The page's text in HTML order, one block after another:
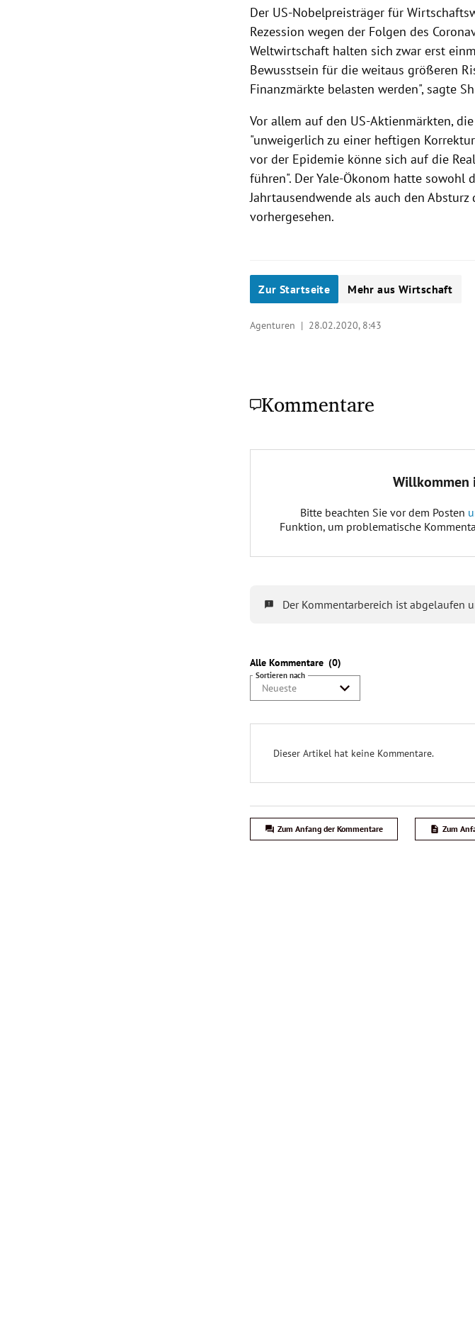
Der US-Nobelpreisträger für
Rezession wegen der Folgen des
Weltwirtschaft halten sich zwar erst
Bewusstsein für die weitaus größeren
Finanzmärkte belasten werden", sagte
Vor allem auf den US-Aktienmärkten,
"unweigerlich zu einer heftigen
vor der Epidemie könne sich auf die
führen". Der Yale-Ökonom hatte sowohl
Jahrtausendwende als auch den
vorhergesehen.
Zur Startseite Mehr aus Wirtschaft
Agenturen | 28.02.2020, 8:43
Kommentare